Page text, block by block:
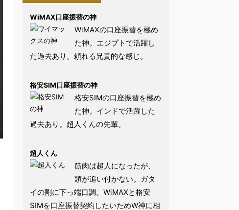
WiMAX口座振替の神
WiMAXの口座振替を極め
た神。エジプトで活躍し
た過去あり。頼れる兄貴的な感じ。
格安SIM口座振替の神
格安SIMの口座振替を極め
た神。インドで活躍した
過去あり。超人くんの先輩。
超人くん
筋肉は超人になったが、
頭が追い付かない。ガタ
イの割に下っ端口調。WiMAXと格安
SIMを口座振替契約したいためW神に相